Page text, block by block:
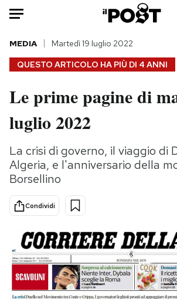
HOME
Italia
Politica
Tecnologia
Internet
Scienza
Cultura
Economia
Sport
Moda
Storie/
Ok
PODCAST
QUESTO ARTICOLO HA PIÙ DI 4 ANNI
MEDIA Martedì 19 luglio 2022
Le prime pagine di
luglio 2022
La crisi di governo, il viaggio di
Algeria, e l'anniversario della
Borsellino
Condividi